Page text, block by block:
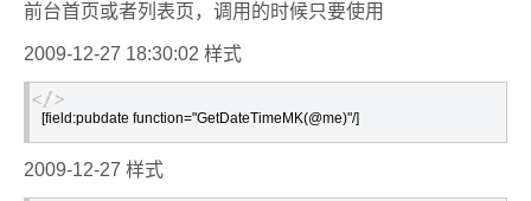
前台首页或者列表页，调用的时候只要使用
2009-12-27 18:30:02 样式
[field:pubdate function="GetDateTimeMK(@me)"/]
2009-12-27 样式